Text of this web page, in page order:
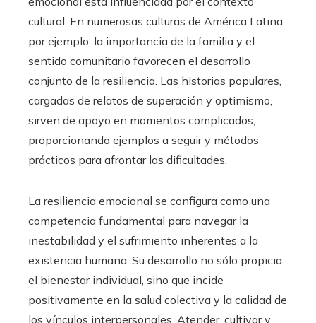
cultural. En numerosas culturas de América Latina,
por ejemplo, la importancia de la familia y el
sentido comunitario favorecen el desarrollo
conjunto de la resiliencia. Las historias populares,
cargadas de relatos de superación y optimismo,
sirven de apoyo en momentos complicados,
proporcionando ejemplos a seguir y métodos
prácticos para afrontar las dificultades.
La resiliencia emocional se configura como una
competencia fundamental para navegar la
inestabilidad y el sufrimiento inherentes a la
existencia humana. Su desarrollo no sólo propicia
el bienestar individual, sino que incide
positivamente en la salud colectiva y la calidad de
los vínculos interpersonales. Atender, cultivar y